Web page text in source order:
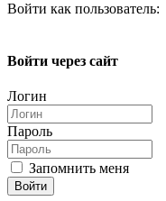
Войти как пользователь:
Войти через сайт
Логин
Пароль
Запомнить меня